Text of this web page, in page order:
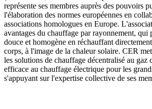
représente ses membres auprès des pouvoirs
l'élaboration des normes européennes en
associations homologues en Europe.
avantages du chauffage par rayonnement, qui
douce et homogène en réchauffant
corps, à l'image de la chaleur solaire. CER
les solutions de chauffage décentralisé au gaz
efficace au chauffage électrique pour les
s'appuyant sur l'expertise collective de ses